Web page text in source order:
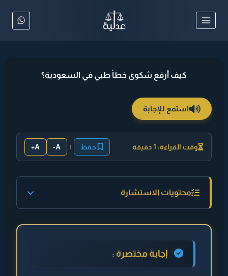
كيف أرفع شكوى خطأ طبي في السعودية؟
استمع للإجابة
وقت القراءة: 1 دقيقة حفظ |
A-
A+
محتويات الاستشارة
◄ إجابة مختصرة :
◄ التفاصيل والتأصيل القانوني:
◄ خطوات تقديم الشكوى
إجابة مختصرة :